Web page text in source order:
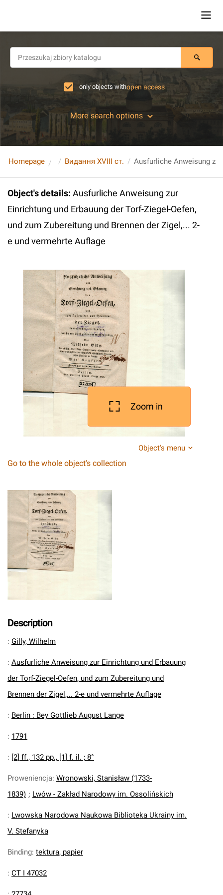
only objects withopen access
More search options
Homepage Видання XVIII ст.
Object's details: Ausfurliche Anweisung zur
Einrichtung und Erbauung der Torf-Ziegel-Oefen,
und zum Zubereitung und Brennen der Zigel,... 2-
e und vermehrte Auflage
Zoom in
Object's menu
Go to the whole object's collection
Description
: Gilly, Wilhelm
: Ausfurliche Anweisung zur Einrichtung und Erbauung
der Torf-Ziegel-Oefen, und zum Zubereitung und
Brennen der Zigel,... 2-e und vermehrte Auflage
: Berlin : Bey Gottlieb August Lange
: 1791
: [2] ff., 132 pp., [1] f. il. ; 8°
Proweniencja: Wronowski, Stanisław (1733-
1839) ; Lwów - Zakład Narodowy im. Ossolińskich
: Lwowska Narodowa Naukowa Biblioteka Ukrainy im.
V. Stefanyka
Binding: tektura, papier
: CT I 47032